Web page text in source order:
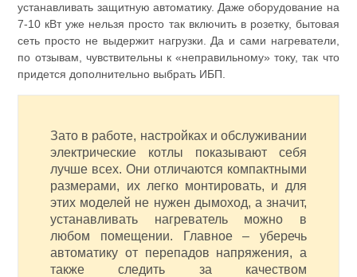
устанавливать защитную автоматику. Даже оборудование на
7-10 кВт уже нельзя просто так включить в розетку, бытовая
сеть просто не выдержит нагрузки. Да и сами нагреватели,
по отзывам, чувствительны к «неправильному» току, так что
придется дополнительно выбрать ИБП.
Зато в работе, настройках и обслуживании
электрические котлы показывают себя
лучше всех. Они отличаются компактными
размерами, их легко монтировать, и для
этих моделей не нужен дымоход, а значит,
устанавливать нагреватель можно в
любом помещении. Главное – уберечь
автоматику от перепадов напряжения, а
также следить за качеством